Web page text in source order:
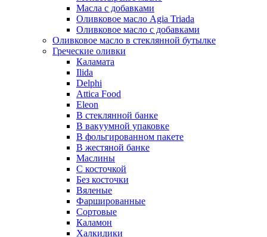
Масла с добавками
Оливковое масло Agia Triada
Оливковое масло с добавками
Оливковое масло в стеклянной бутылке
Греческие оливки
Каламата
Ilida
Delphi
Attica Food
Eleon
В стеклянной банке
В вакуумной упаковке
В фольгированном пакете
В жестяной банке
Маслины
С косточкой
Без косточки
Вяленые
Фаршированные
Сортовые
Каламон
Халкидики